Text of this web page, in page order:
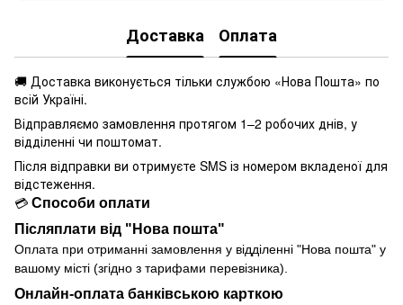
Доставка Оплата
🚚 Доставка виконується тільки службою «Нова Пошта» по
всій Україні.
Відправляємо замовлення протягом 1–2 робочих днів, у
відділенні чи поштомат.
Після відправки ви отримуєте SMS із номером вкладеної для
відстеження.
💳 Способи оплати
Післяплати від "Нова пошта"
Оплата при отриманні замовлення у відділенні "Нова пошта" у
вашому місті (згідно з тарифами перевізника).
Онлайн-оплата банківською карткою